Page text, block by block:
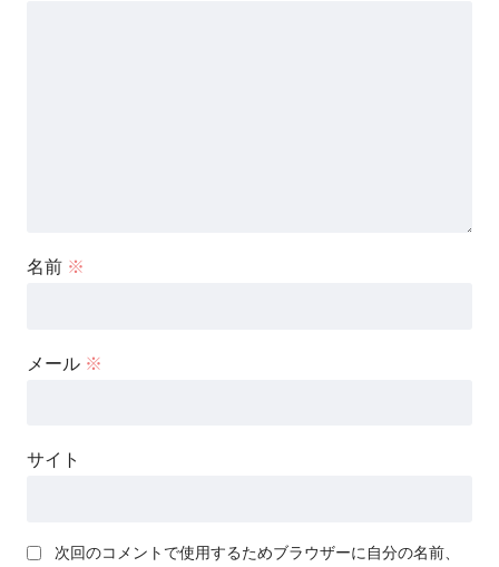
名前 ※
メール ※
サイト
次回のコメントで使用するためブラウザーに自分の名前、